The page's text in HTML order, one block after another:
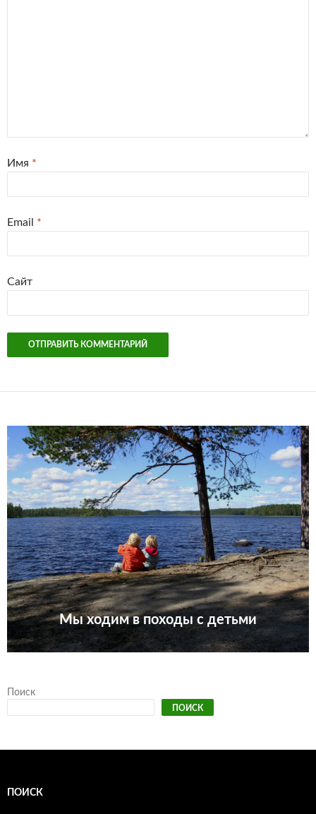
Имя *
Email *
Сайт
Мы ходим в походы с детьми
Поиск
ПОИСК
ПОИСК